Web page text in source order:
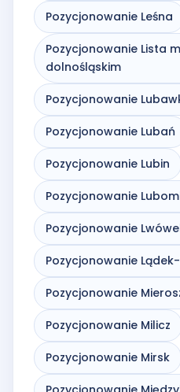
Pozycjonowanie Leśna
Pozycjonowanie Lista
dolnośląskim
Pozycjonowanie
Pozycjonowanie Lubań
Pozycjonowanie Lubin
Pozycjonowanie
Pozycjonowanie
Pozycjonowanie
Pozycjonowanie
Pozycjonowanie Milicz
Pozycjonowanie Mirsk